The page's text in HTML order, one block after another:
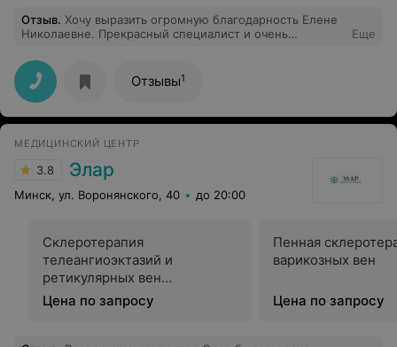
Отзыв. Хочу выразить огромную благодарность Елене
Николаевне. Прекрасный специалист и очень
София, а так же проходила курс партнерских родов.
Все очень доступно, четко, по делу. Очень
рекомендую.
Еще
Отзывы1
МЕДИЦИНСКИЙ ЦЕНТР
3.8 Элар
Минск, ул. Воронянского, 40 до 20:00
Склеротерапия
телеангиоэктазий и
ретикулярных вен
(жидкостная)
Цена по запросу
Пенная
варикозных вен
Цена по запросу